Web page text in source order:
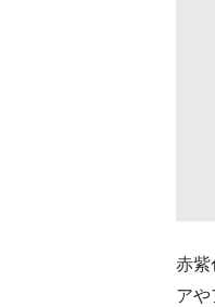
赤紫
ア